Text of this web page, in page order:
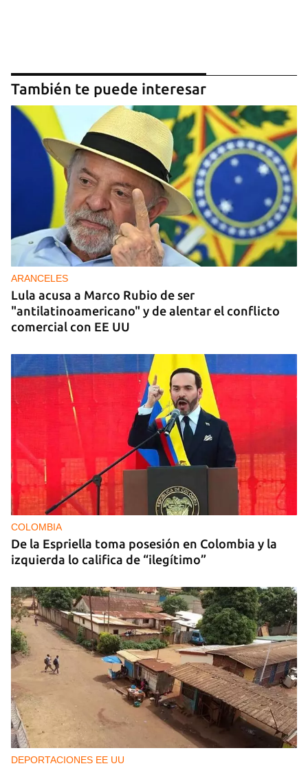
También te puede interesar
ARANCELES
Lula acusa a Marco Rubio de ser
"antilatinoamericano" y de alentar el conflicto
comercial con EE UU
COLOMBIA
De la Espriella toma posesión en Colombia y la
izquierda lo califica de “ilegítimo”
DEPORTACIONES EE UU